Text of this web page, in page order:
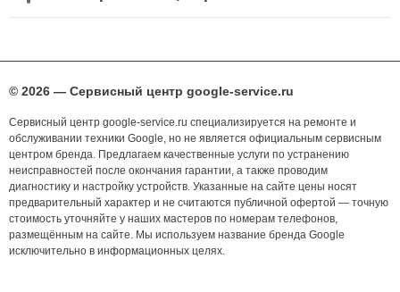
© 2026 — Сервисный центр google-service.ru
Сервисный центр google-service.ru специализируется на ремонте и
обслуживании техники Google, но не является официальным сервисным
центром бренда. Предлагаем качественные услуги по устранению
неисправностей после окончания гарантии, а также проводим
диагностику и настройку устройств. Указанные на сайте цены носят
предварительный характер и не считаются публичной офертой — точную
стоимость уточняйте у наших мастеров по номерам телефонов,
размещённым на сайте. Мы используем название бренда Google
исключительно в информационных целях.